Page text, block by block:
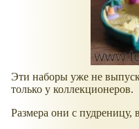
Эти наборы уже не
только у коллекционеров.
Размера они с пудреницу,